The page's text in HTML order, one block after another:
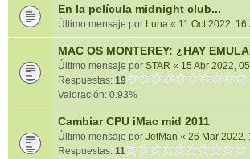
En la película midnight club...
Último mensaje por Luna « 11 Oct 2022,
MAC OS MONTEREY: ¿HAY
Último mensaje por STAR « 15 Abr 2022,
Respuestas: 19
Valoración: 0.93%
Cambiar CPU iMac mid 2011
Último mensaje por JetMan « 26 Mar 2022,
Respuestas: 11